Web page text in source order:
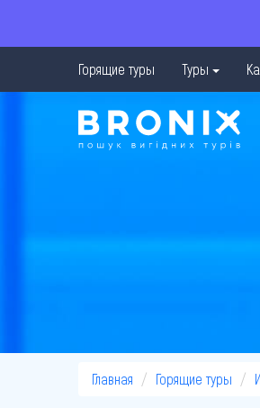
Горящие туры Туры
Главная Горящие туры